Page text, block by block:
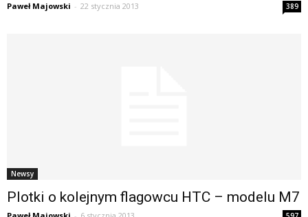
Paweł Majowski - 22 stycznia 2013 389
Newsy
Plotki o kolejnym flagowcu HTC – modelu M7